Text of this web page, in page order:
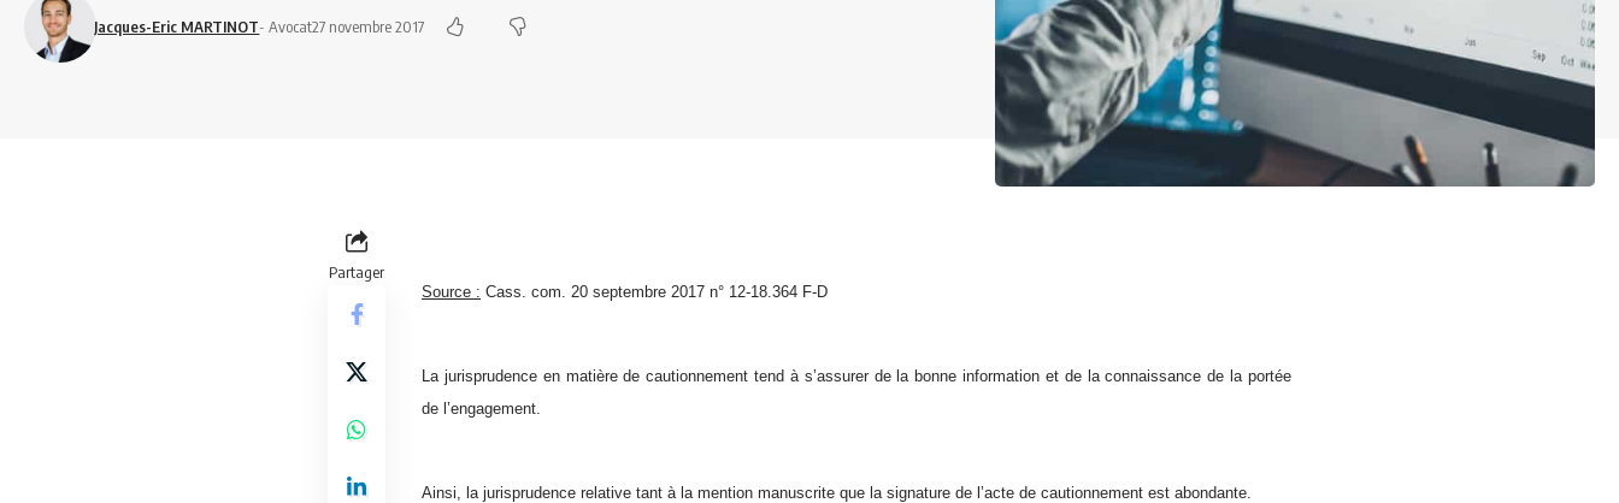
Jacques-Eric MARTINOT- Avocat27 novembre 2017
Partager
Source : Cass. com. 20 septembre 2017 n° 12-18.364 F-D
La jurisprudence en matière de cautionnement tend à s’assurer de la bonne information et de la connaissance de la portée
de l’engagement.
Ainsi, la jurisprudence relative tant à la mention manuscrite que la signature de l’acte de cautionnement est abondante.